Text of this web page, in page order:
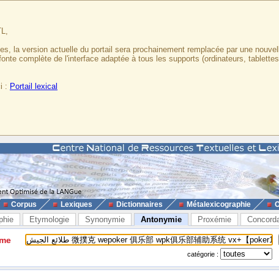
la version actuelle du portail sera prochainement remplacée par une
complète de l'interface adaptée à tous les supports (ordinateurs,
: Portail lexical
Corpus Lexiques Dictionnaires Métalexicographie
Etymologie Synonymie Antonymie Proxémie
catégorie :